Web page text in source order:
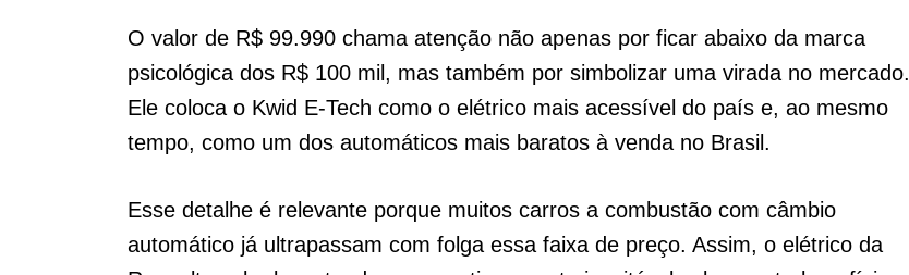
O valor de R$ 99.990 chama atenção não apenas por ficar abaixo da marca
psicológica dos R$ 100 mil, mas também por simbolizar uma virada no mercado.
Ele coloca o Kwid E-Tech como o elétrico mais acessível do país e, ao mesmo
tempo, como um dos automáticos mais baratos à venda no Brasil.
Esse detalhe é relevante porque muitos carros a combustão com câmbio
automático já ultrapassam com folga essa faixa de preço. Assim, o elétrico da